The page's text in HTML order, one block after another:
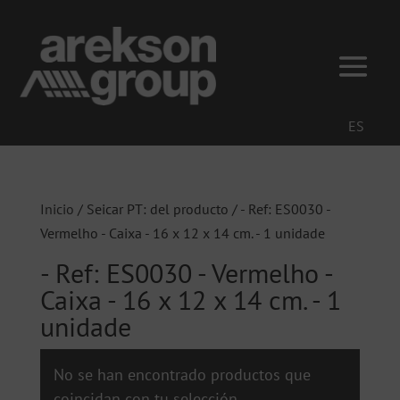
ES
Inicio / Seicar PT: del producto / - Ref: ES0030 -
Vermelho - Caixa - 16 x 12 x 14 cm. - 1 unidade
- Ref: ES0030 - Vermelho -
Caixa - 16 x 12 x 14 cm. - 1
unidade
No se han encontrado productos que